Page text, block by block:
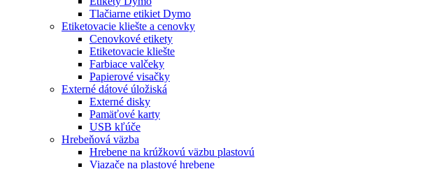
Tlačiarne etikiet Dymo
Etiketovacie kliešte a cenovky
Cenovkové etikety
Etiketovacie kliešte
Farbiace valčeky
Papierové visačky
Externé dátové úložiská
Externé disky
Pamäťové karty
USB kľúče
Hrebeňová väzba
Hrebene na krúžkovú väzbu plastovú
Viazače na plastové hrebene